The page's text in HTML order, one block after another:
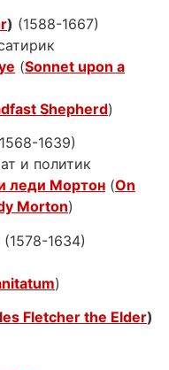
) (1588-1667)
(Sonnet upon a
Shepherd)
1639)
и политик
леди Мортон (On
Morton)
(1578-1634)
)
Fletcher the Elder)